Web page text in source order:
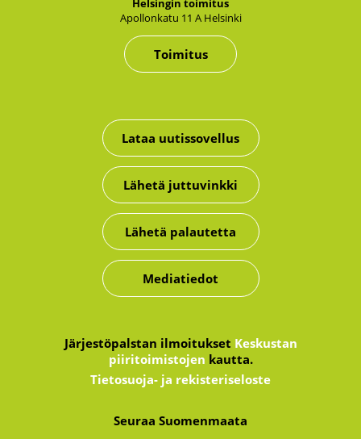
Hel­sin­gin toi­mi­tus
Apol­lon­ka­tu 11 A Hel­sin­ki
Toimitus
Lataa uutissovellus
Lähetä juttuvinkki
Lähetä palautetta
Mediatiedot
Järjestöpalstan ilmoitukset Keskustan
piiritoimistojen kautta.
Tietosuoja- ja rekisteriseloste
Seuraa Suomenmaata